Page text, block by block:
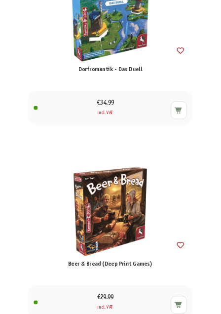
Dorfromantik - Das Duell
€34.99
incl. VAT
Beer & Bread (Deep Print Games)
€29.99
incl. VAT